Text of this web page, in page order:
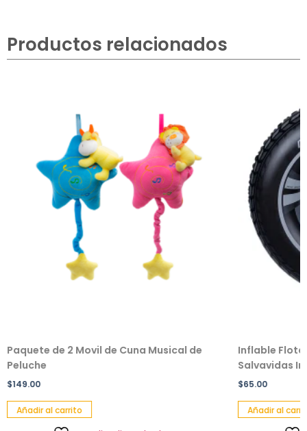
Productos relacionados
Paquete de 2 Movil de Cuna Musical de
Peluche
$149.00
Añadir al carrito
Inflable
Salvavidas
$65.00
Añadir al